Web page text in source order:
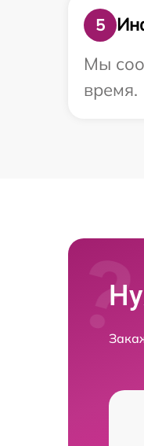
5
Мы
время.